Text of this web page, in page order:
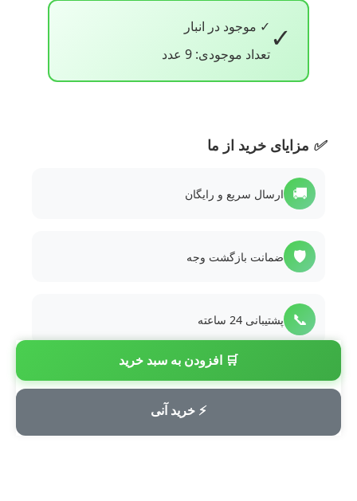
✓ ✓ موجود در انبار
تعداد موجودی: 9 عدد
🛒 افزودن به سبد خرید
⚡ خرید آنی
✅ مزایای خرید از ما
🚚 ارسال سریع و رایگان
🛡️ ضمانت بازگشت وجه
📞 پشتیبانی 24 ساعته
💳 پرداخت امن